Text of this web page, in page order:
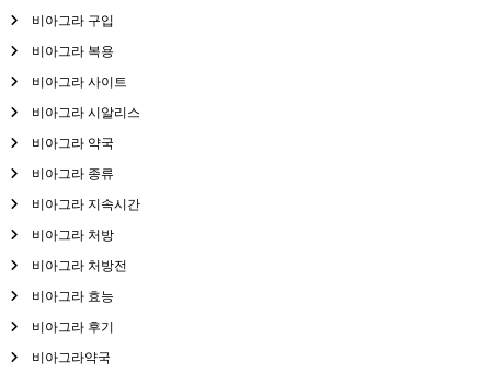
비아그라 구입
비아그라 복용
비아그라 사이트
비아그라 시알리스
비아그라 약국
비아그라 종류
비아그라 지속시간
비아그라 처방
비아그라 처방전
비아그라 효능
비아그라 후기
비아그라약국